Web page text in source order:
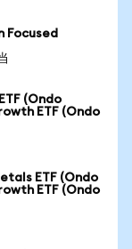
Focused
(Ondo
ETF (Ondo
ETF (Ondo
ETF (Ondo